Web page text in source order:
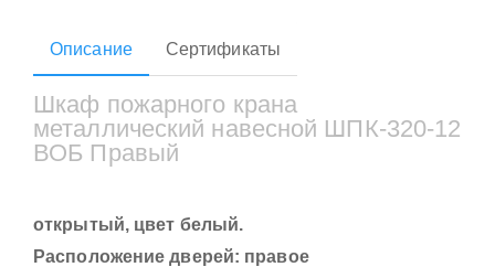
Описание Сертификаты
Шкаф пожарного крана
металлический навесной ШПК-320-12
ВОБ Правый
открытый, цвет белый.
Расположение дверей: правое